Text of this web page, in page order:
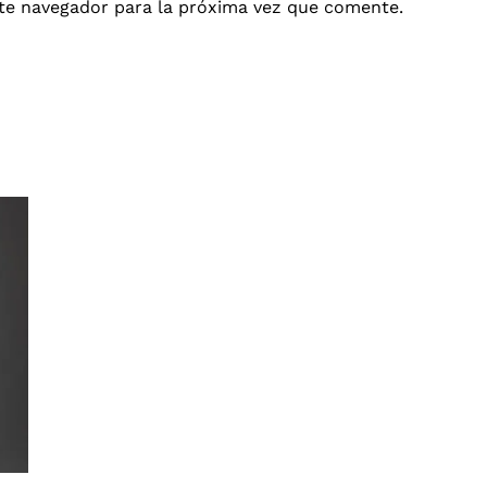
navegador para la próxima vez que comente.